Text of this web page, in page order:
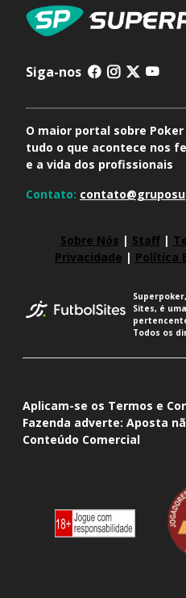
Siga-nos
O maior portal sobre
tudo o que acontece nos
e a vida dos profissionais
Contato:
Sobre Nós | Staff|
Privacidade | Política
Sites, é
Todos os
Aplicam-se os Termos e
Fazenda adverte: Aposta
Conteúdo Comercial